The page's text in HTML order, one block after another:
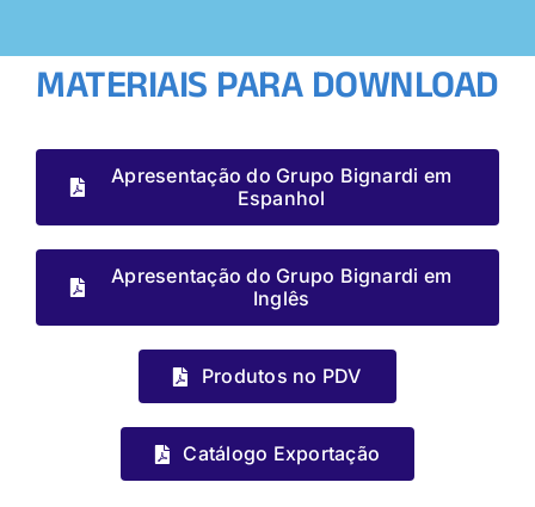
MATERIAIS PARA DOWNLOAD
Apresentação do Grupo Bignardi em
Espanhol
Apresentação do Grupo Bignardi em
Inglês
Produtos no PDV
Catálogo Exportação